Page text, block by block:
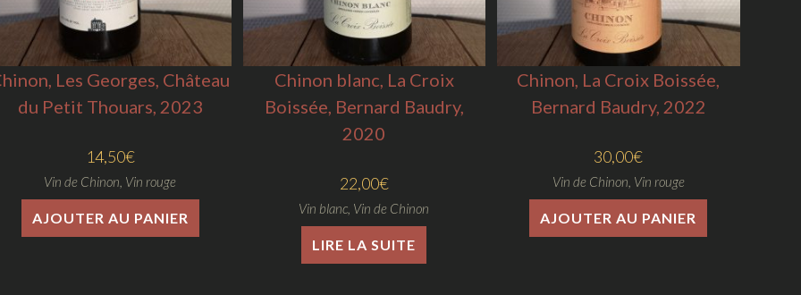
Les Georges, Château
du Petit Thouars, 2023
14,50€
Vin de Chinon, Vin rouge
AJOUTER AU PANIER
Chinon blanc, La Croix
Boissée, Bernard Baudry,
2020
22,00€
Vin blanc, Vin de Chinon
LIRE LA SUITE
Chinon, La Croix Boissée,
Bernard Baudry, 2022
30,00€
Vin de Chinon, Vin rouge
AJOUTER AU PANIER